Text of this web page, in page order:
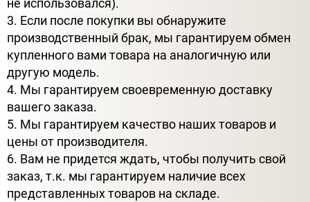
не использовался).
3. Если после покупки вы обнаружите
производственный брак, мы гарантируем обмен
купленного вами товара на аналогичную или
другую модель.
4. Мы гарантируем своевременную доставку
вашего заказа.
5. Мы гарантируем качество наших товаров и
цены от производителя.
6. Вам не придется ждать, чтобы получить свой
заказ, т.к. мы гарантируем наличие всех
представленных товаров на складе.